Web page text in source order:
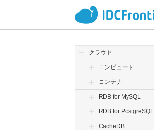
クラウド
コンピュート
コンテナ
RDB for MySQL
RDB for PostgreSQL
CacheDB